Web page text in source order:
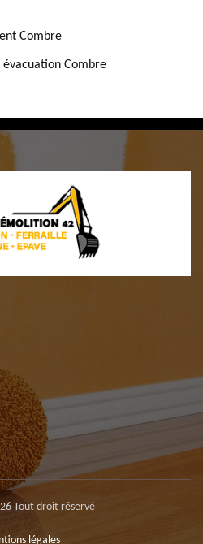
Combre
Combre
Tout droit réservé
légales